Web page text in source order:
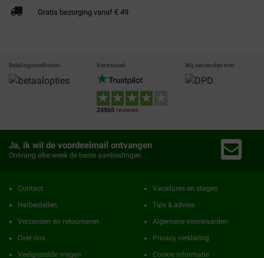
Gratis bezorging vanaf € 49
Betalingsmethoden Vertrouwd
24565 reviews
Wij verzenden met
Ja, ik wil de voordeelmail ontvangen
Ontvang elke week de beste aanbiedingen
Contact
Herbestellen
Verzenden en retourneren
Over ons
Veelgestelde vragen
Vacatures en stages
Tips & advies
Algemene voorwaarden
Privacy verklaring
Cookie informatie